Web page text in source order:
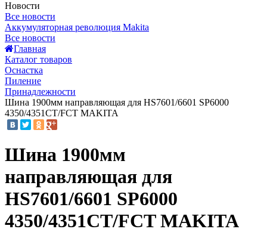
Новости
Все новости
Аккумуляторная революция Makita
Все новости
Главная
Каталог товаров
Оснастка
Пиление
Принадлежности
Шина 1900мм направляющая для HS7601/6601 SP6000
4350/4351CT/FCT MAKITA
Шина 1900мм
направляющая для
HS7601/6601 SP6000
4350/4351CT/FCT MAKITA